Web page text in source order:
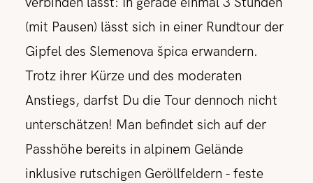
(mit Pausen) lässt sich in einer Rundtour der
Gipfel des Slemenova špica erwandern.
Trotz ihrer Kürze und des moderaten
Anstiegs, darfst Du die Tour dennoch nicht
unterschätzen! Man befindet sich auf der
Passhöhe bereits in alpinem Gelände
inklusive rutschigen Geröllfeldern - feste